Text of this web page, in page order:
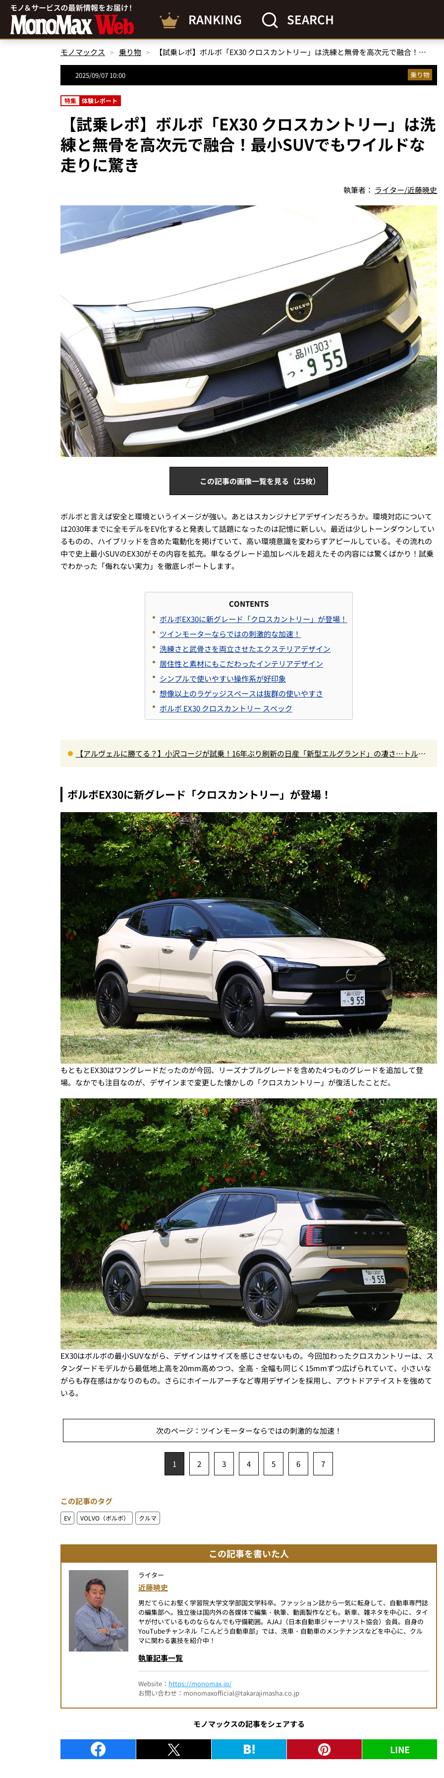
RANKING SEARCH
モノマックス 乗り物 【試乗レポ】ボルボ「EX30 クロスカントリー」は洗練と無骨を高次元で融合！最小SUVでもワイルドな走りに驚き
2025/09/07 10:00 乗り物
特集 体験レポート
【試乗レポ】ボルボ「EX30 クロスカントリー」は洗
練と無骨を高次元で融合！最小SUVでもワイルドな
走りに驚き
執筆者： ライター/近藤暁史
この記事の画像一覧を見る（25枚）
ボルボと言えば安全と環境というイメージが強い。あとはスカンジナビアデザインだろうか。環境対応について
は2030年までに全モデルをEV化すると発表して話題になったのは記憶に新しい。最近は少しトーンダウンしてい
るものの、ハイブリッドを含めた電動化を掲げていて、高い環境意識を変わらずアピールしている。その流れの
中で史上最小SUVのEX30がその内容を拡充。単なるグレード追加レベルを超えたその内容には驚くばかり！試乗
でわかった「侮れない実力」を徹底レポートします。
CONTENTS
ボルボEX30に新グレード「クロスカントリー」が登場！
ツインモーターならではの刺激的な加速！
洗練さと武骨さを両立させたエクステリアデザイン
居住性と素材にもこだわったインテリアデザイン
シンプルで使いやすい操作系が好印象
想像以上のラゲッジスペースは抜群の使いやすさ
ボルボ EX30 クロスカントリー スペック
【アルヴェルに勝てる？】小沢コージが試乗！16年ぶり刷新の日産「新型エルグランド」の凄さ…トルク5
ボルボEX30に新グレード「クロスカントリー」が登場！
もともとEX30はワングレードだったのが今回、リーズナブルグレードを含めた4つものグレードを追加して登
場。なかでも注目なのが、デザインまで変更した懐かしの「クロスカントリー」が復活したことだ。
EX30はボルボの最小SUVながら、デザインはサイズを感じさせないもの。今回加わったクロスカントリーは、ス
タンダードモデルから最低地上高を20mm高めつつ、全高・全幅も同じく15mmずつ広げられていて、小さいな
がらも存在感はかなりのもの。さらにホイールアーチなど専用デザインを採用し、アウトドアテイストを強めて
いる。
次のページ：ツインモーターならではの刺激的な加速！
1 2 3 4 5 6 7
この記事のタグ
EV VOLVO（ボルボ） クルマ
この記事を書いた人
ライター
近藤暁史
男だてらにお堅く学習院大学文学部国文学科卒。ファッション誌から一気に転身して、自動車専門誌
の編集部へ。独立後は国内外の各媒体で編集・執筆、動画製作なども。新車、雑ネタを中心に、タイ
ヤが付いているものならなんでも守備範囲。AJAJ（日本自動車ジャーナリスト協会）会員。自身の
YouTubeチャンネル「こんどう自動車部」では、洗車・自動車のメンテナンスなどを中心に、クル
マに関わる裏技を紹介中！
執筆記事一覧
Website： https://monomax.jp/
お問い合わせ：monomaxofficial@takarajimasha.co.jp
モノマックスの記事をシェアする
LINE